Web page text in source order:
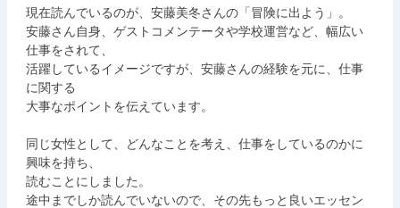
現在読んでいるのが、安藤美冬さんの「冒険に出よう」。
安藤さん自身、ゲストコメンテータや学校運営など、幅広い
仕事をされて、
活躍しているイメージですが、安藤さんの経験を元に、仕事
に関する
大事なポイントを伝えています。
同じ女性として、どんなことを考え、仕事をしているのかに
興味を持ち、
読むことにしました。
途中までしか読んでいないので、その先もっと良いエッセン